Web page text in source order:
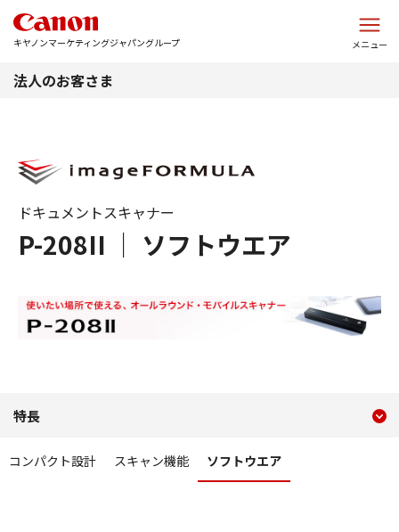
キヤノンマーケティングジャパングループ メニュー
法人のお客さま
P-208II ｜ ソフトウエア
ドキュメントスキャナー
特長 ソフトウエア P-208II
特長
コンパクト設計 スキャン機能 ソフトウエア